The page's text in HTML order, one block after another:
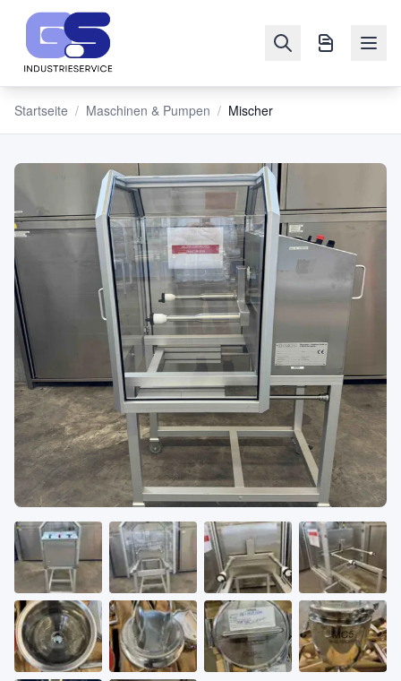
NAVIGATION
Maschinen
Pumpen
Verkaufen
Blog
Über
KATEGORIEN
Maschinen
Pumpen
Behälter
Startseite / Maschinen & Pumpen / Mischer